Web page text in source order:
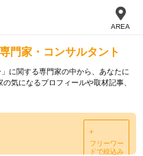
AREA
門家・コンサルタント
に関する専門家の中から、あなたに
気になるプロフィールや取材記事、
＋
フリーワー
ドで絞込み